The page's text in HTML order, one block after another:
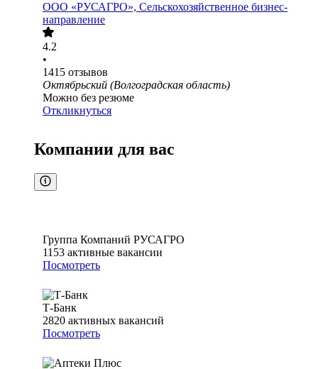
ООО «РУСАГРО», Сельскохозяйственное бизнес-
направление
4.2
•
1415 отзывов
Октябрьский (Волгоградская область)
Можно без резюме
Откликнуться
Компании для вас
Группа Компаний РУСАГРО
1153 активные вакансии
Посмотреть
Т-Банк
2820 активных вакансий
Посмотреть